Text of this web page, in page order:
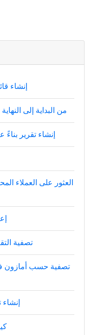
إنشاء
نسخة تجريبية من BuiltWith Pro من البداية إلى النهاية
إنشاء تقرير
العثور على العملاء
تصفية
تصفية حسب أمازون
إنشاء